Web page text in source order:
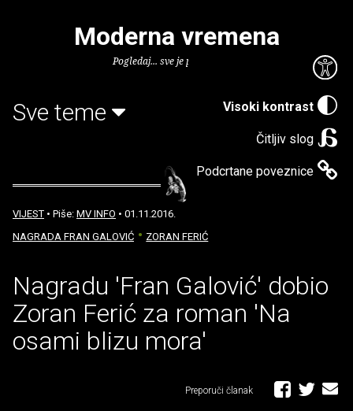
Visoki kontrast
Čitljiv slog
Podcrtane poveznice
Moderna vremena
Pogledaj... sve je puno knjiga.
Sve teme
VIJEST • Piše: MV INFO • 01.11.2016.
NAGRADA FRAN GALOVIĆ
ZORAN FERIĆ
Nagradu 'Fran Galović' dobio
Zoran Ferić za roman 'Na
osami blizu mora'
Preporuči članak